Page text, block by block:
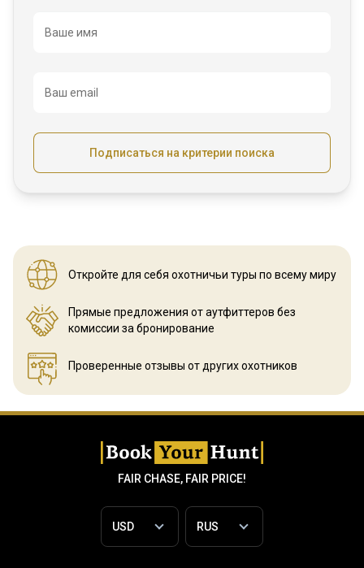
Название
Ваше имя
Ваш email
Подписаться на критерии поиска
Откройте для себя охотничьи туры по всему миру
Прямые предложения от аутфиттеров без
комиссии за бронирование
Проверенные отзывы от других охотников
FAIR CHASE, FAIR PRICE!